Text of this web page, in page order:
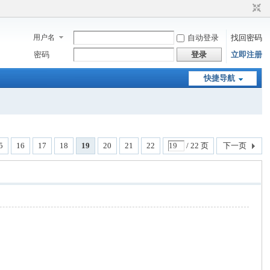
用户名 自动登录
找回密码
密码
登录 立即注册
快捷导航
16 17 18 19 20 21 22 / 22 页 下一页